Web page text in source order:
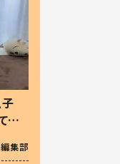
子
を
編集部